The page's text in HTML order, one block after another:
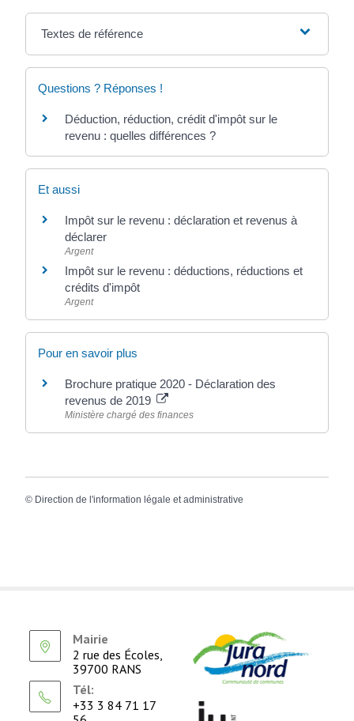
Textes de référence
Questions ? Réponses !
Déduction, réduction, crédit d'impôt sur le
revenu : quelles différences ?
Et aussi
Impôt sur le revenu : déclaration et revenus à
déclarer
Argent
Impôt sur le revenu : déductions, réductions et
crédits d'impôt
Argent
Pour en savoir plus
Brochure pratique 2020 - Déclaration des
revenus de 2019
Ministère chargé des finances
© Direction de l'information légale et administrative
Mairie
2 rue des Écoles,
39700 RANS
Tél:
+33 3 84 71 17